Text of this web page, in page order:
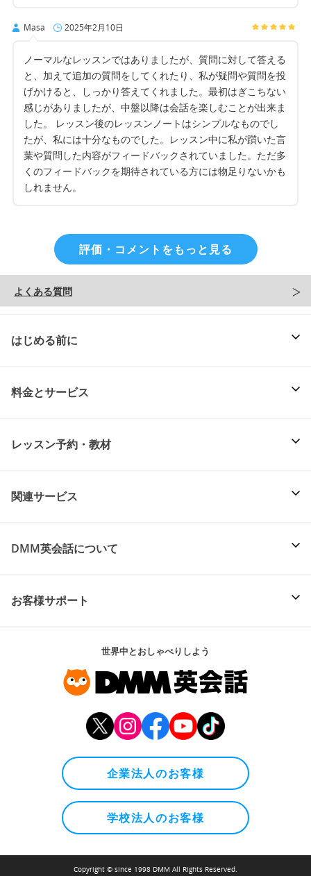
Masa 2025年2月10日
ノーマルなレッスンではありましたが、質問に対して答える
と、加えて追加の質問をしてくれたり、私が疑問や質問を投
げかけると、しっかり答えてくれました。最初はぎこちない
感じがありましたが、中盤以降は会話を楽しむことが出来ま
した。 レッスン後のレッスンノートはシンプルなものでし
たが、私には十分なものでした。レッスン中に私が躓いた言
葉や質問した内容がフィードバックされていました。ただ多
くのフィードバックを期待されている方には物足りないかも
しれません。
評価・コメントをもっと見る
よくある質問
はじめる前に
料金とサービス
レッスン予約・教材
関連サービス
DMM英会話について
お客様サポート
世界中とおしゃべりしよう
企業法人のお客様
学校法人のお客様
Copyright © since 1998 DMM All Rights Reserved.